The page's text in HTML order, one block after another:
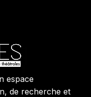
espace
de recherche et